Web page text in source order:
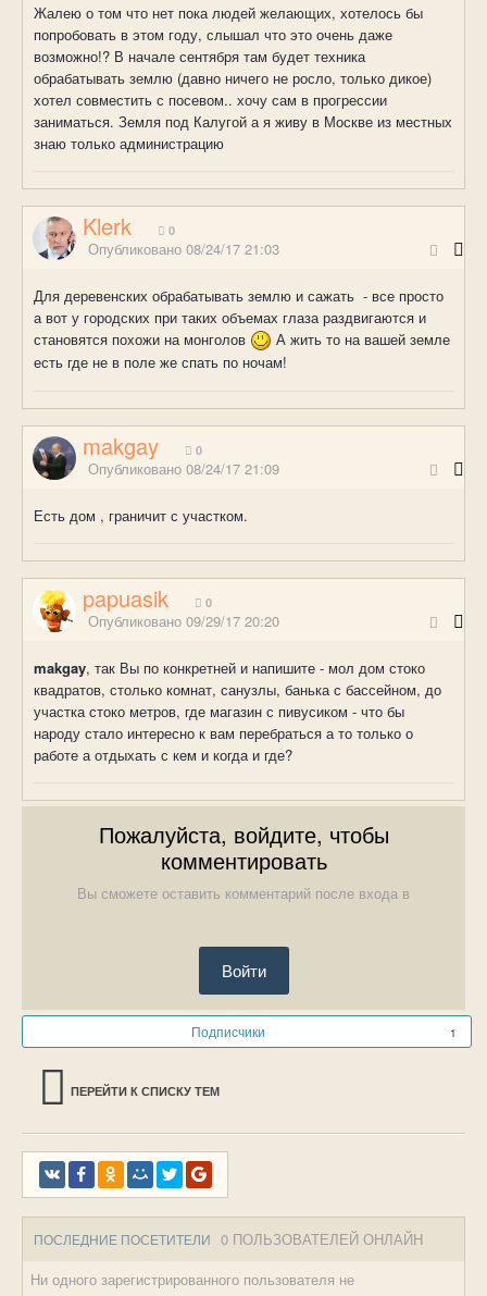
Жалею о том что нет пока людей желающих, хотелось бы
попробовать в этом году, слышал что это очень даже
возможно!? В начале сентября там будет техника
обрабатывать землю (давно ничего не росло, только дикое)
хотел совместить с посевом.. хочу сам в прогрессии
заниматься. Земля под Калугой а я живу в Москве из местных
знаю только администрацию
Klerk 0
Опубликовано 08/24/17 21:03
Для деревенских обрабатывать землю и сажать - все просто
а вот у городских при таких объемах глаза раздвигаются и
становятся похожи на монголов
А жить то на вашей земле
есть где не в поле же спать по ночам!
makgay 0
Опубликовано 08/24/17 21:09
Есть дом , граничит с участком.
papuasik 0
Опубликовано 09/29/17 20:20
makgay, так Вы по конкретней и напишите - мол дом стоко
квадратов, столько комнат, санузлы, банька с бассейном, до
участка стоко метров, где магазин с пивусиком - что бы
народу стало интересно к вам перебраться а то только о
работе а отдыхать с кем и когда и где?
Пожалуйста, войдите, чтобы
комментировать
Вы сможете оставить комментарий после входа в
Войти
Подписчики 1
ПЕРЕЙТИ К СПИСКУ ТЕМ
ПОСЛЕДНИЕ ПОСЕТИТЕЛИ 0 ПОЛЬЗОВАТЕЛЕЙ ОНЛАЙН
Ни одного зарегистрированного пользователя не